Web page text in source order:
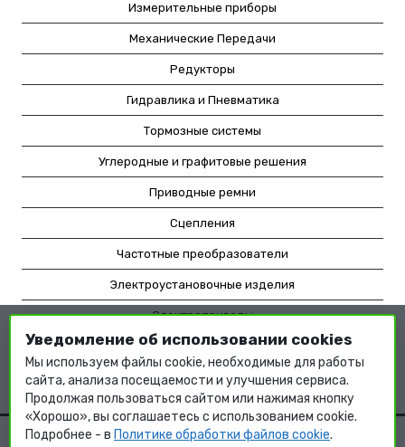
Измерительные приборы
Механические Передачи
Редукторы
Гидравлика и Пневматика
Тормозные системы
Углеродные и графитовые решения
Приводные ремни
Сцепления
Частотные преобразователи
Электроустановочные изделия
Электроприводы
Насосное оборудование
Мотор-редукторы
Уведомление об использовании cookies
Мы используем файлы cookie, необходимые для работы
сайта, анализа посещаемости и улучшения сервиса.
Продолжая пользоваться сайтом или нажимая кнопку
«Хорошо», вы соглашаетесь с использованием cookie.
Подробнее - в Политике обработки файлов cookie.